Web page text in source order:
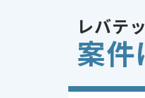
開発ツー
精算条件
精算基準
レバテ
案件